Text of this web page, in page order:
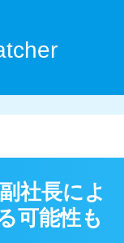
社長によ
可能性も